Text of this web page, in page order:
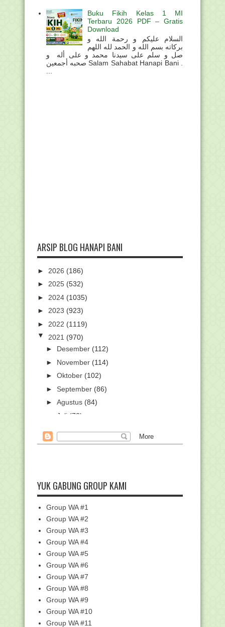
Buku Fikih Kelas 1 MI
Terbaru 2026 PDF – Gratis
Download
السلام عليكم و رحمة الله و
بركاته بسم الله و الحمد لله اللهم
صل و سلم على سيدنا محمد و على أله و
صحبه أجمعين Salam Sahabat Hanapi Bani .
ARSIP BLOG HANAPI BANI
► 2026 (186)
► 2025 (532)
► 2024 (1035)
► 2023 (923)
► 2022 (1119)
▼ 2021 (970)
► Desember (112)
► November (114)
► Oktober (102)
► September (86)
► Agustus (84)
Juli (70)
►Mei(66)
Gelar Webinar PBSB, Upaya Kemenag
Fasilitasi Ribua...
Penyelenggaran...
SKB 4 Menteri: Guru Sudah Vaksinasi
Wajib Buka Bel...
Besok, Kemenag Mulai Cairkan BOS
Madrasah Swasta S...
Sebab-sebab Hijrah Nabi Muhammad
Saw. ke Yatsrib
PPG GPAI Siap Digelar, Ini Daftar LPTK
Belum Ada Info Resmi Kuota Haji,
Reguler maupun Kh...
YUK GABUNG GROUP KAMI
Group WA #1
Group WA #2
Group WA #3
Group WA #4
Group WA #5
Group WA #6
Group WA #7
Group WA #8
Group WA #9
Group WA #10
Group WA #11